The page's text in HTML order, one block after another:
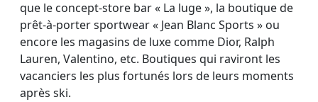
que le concept-store bar « La luge », la boutique de
prêt-à-porter sportwear « Jean Blanc Sports » ou
encore les magasins de luxe comme Dior, Ralph
Lauren, Valentino, etc. Boutiques qui raviront les
vacanciers les plus fortunés lors de leurs moments
après ski.